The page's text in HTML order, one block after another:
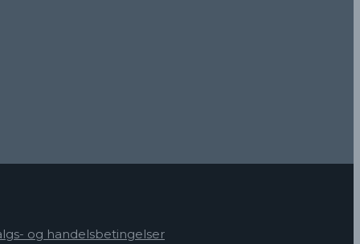
og handelsbetingelser